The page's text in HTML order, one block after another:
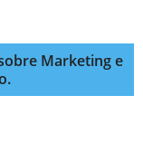
Marketing e